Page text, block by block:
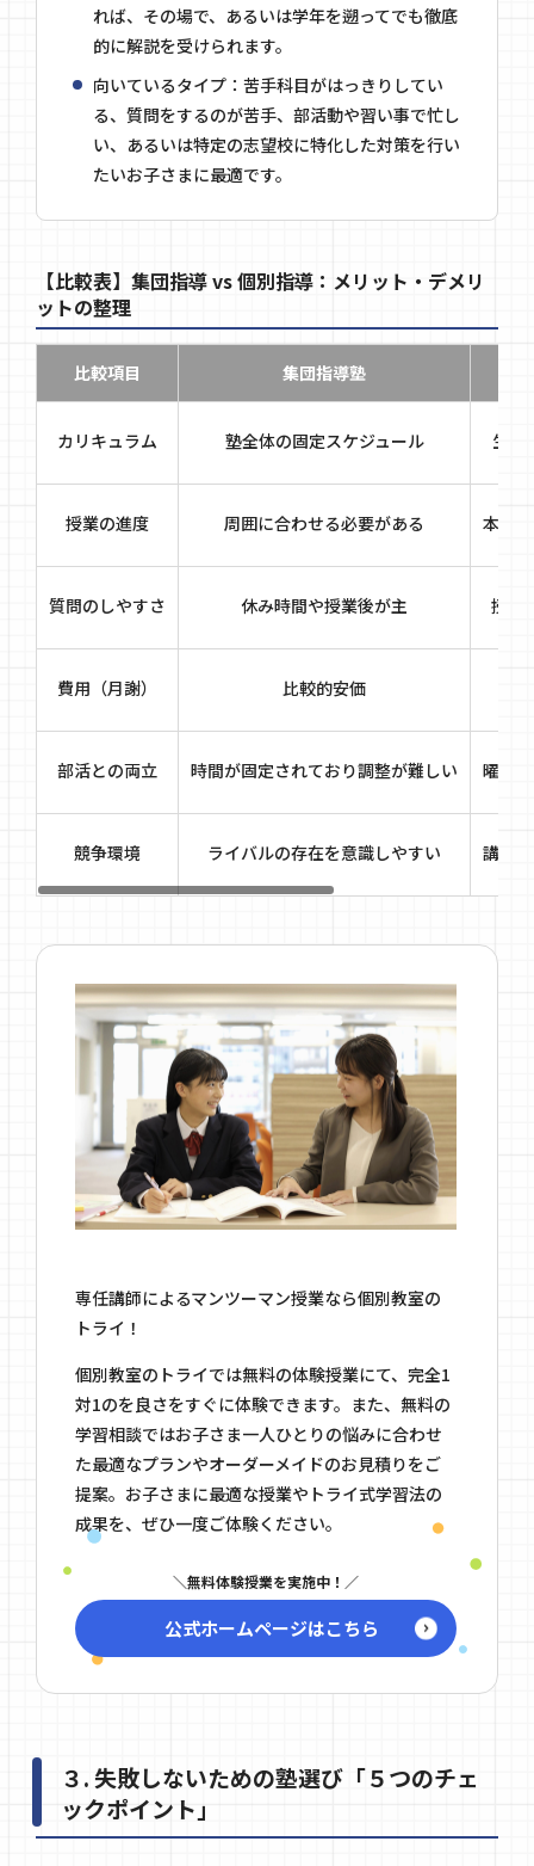
れば、その場で、あるいは学年を遡ってでも徹底
的に解説を受けられます。
向いているタイプ：苦手科目がはっきりしてい
る、質問をするのが苦手、部活動や習い事で忙し
い、あるいは特定の志望校に特化した対策を行い
たいお子さまに最適です。
【比較表】集団指導 vs 個別指導：メリット・デメリ
ットの整理
比較項目 集団指導塾
カリキュラム 塾全体の固定スケジュール 生徒
授業の進度 周囲に合わせる必要がある 本人
質問のしやすさ 休み時間や授業後が主 授業
費用（月謝） 比較的安価
部活との両立 時間が固定されており調整が難しい 曜日
競争環境 ライバルの存在を意識しやすい 講師
専任講師によるマンツーマン授業なら個別教室の
トライ！
個別教室のトライでは無料の体験授業にて、完全1
対1のを良さをすぐに体験できます。また、無料の
学習相談ではお子さま一人ひとりの悩みに合わせ
た最適なプランやオーダーメイドのお見積りをご
提案。お子さまに最適な授業やトライ式学習法の
成果を、ぜひ一度ご体験ください。
無料体験授業を実施中！
公式ホームページはこちら
３. 失敗しないための塾選び「５つのチェ
ックポイント」